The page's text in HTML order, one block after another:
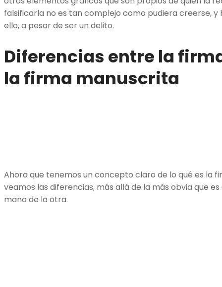
falsificarla no es tan complejo como pudiera creerse, y
ello, a pesar de ser un delito.
Diferencias entre la
la firma manuscrita
Ahora que tenemos un concepto claro de lo qué es la
veamos las diferencias, más allá de la más obvia que
mano de la otra.